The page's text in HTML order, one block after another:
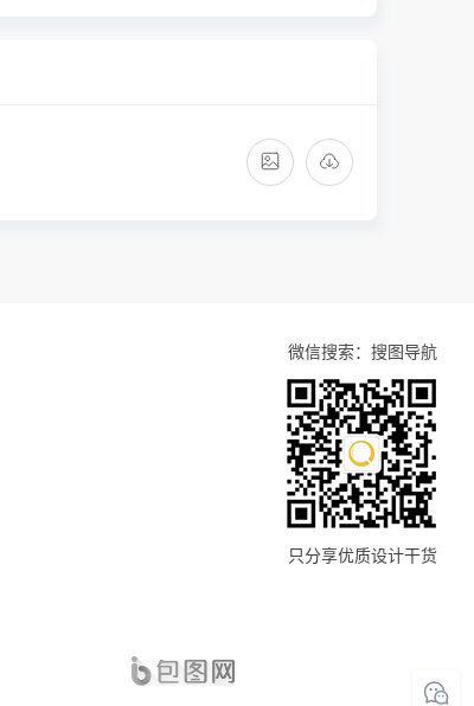
微信搜索：搜图导航
只分享优质设计干货